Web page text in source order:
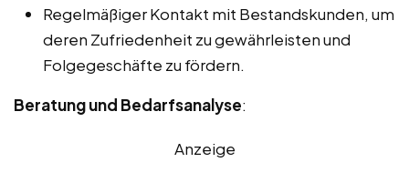
Regelmäßiger Kontakt mit Bestandskunden, um
deren Zufriedenheit zu gewährleisten und
Folgegeschäfte zu fördern.
Beratung und Bedarfsanalyse:
Anzeige